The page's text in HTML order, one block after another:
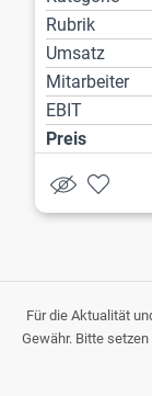
Rubrik
Umsatz
Mitarbeiter
EBIT
Preis
Für die Aktualität
Gewähr. Bitte